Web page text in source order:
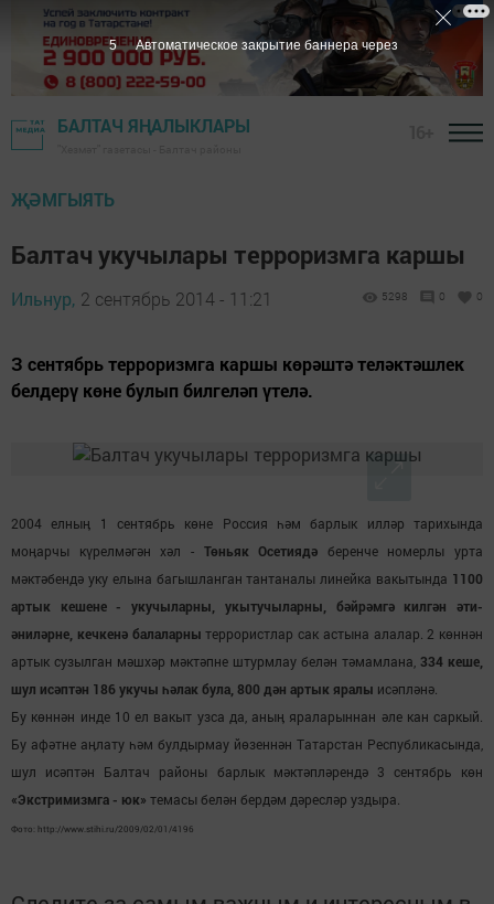
БАЛТАЧ ЯҢАЛЫКЛАРЫ
ҖӘМГЫЯТЬ
Балтач укучылары терроризмга каршы
Ильнур, 2 сентябрь 2014 - 11:21 5298 0 0
З сентябрь терроризмга каршы көрәштә теләктәшлек
белдерү көне булып билгеләп үтелә.
2004 елныӊ 1 сентябрь көне Россия һәм барлык илләр тарихында
моӊарчы күрелмәгән хәл - Төньяк Осетиядә беренче номерлы урта
мәктәбендә уку елына багышланган тантаналы линейка вакытында 1100
артык кешене - укучыларны, укытучыларны, бәйрәмгә килгән әти-
әниләрне, кечкенә балаларны террористлар сак астына алалар. 2 көннән
артык сузылган мәшхәр мәктәпне штурмлау белән тәмамлана, 334 кеше,
шул исәптән 186 укучы һәлак була, 800 дән артык яралы исәпләнә.
Бу көннән инде 10 ел вакыт узса да, аныӊ яраларыннан әле кан саркый.
Бу афәтне аӊлату һәм булдырмау йөзеннән Татарстан Республикасында,
шул исәптән Балтач районы барлык мәктәпләрендә 3 сентябрь көн
«Экстримизмга - юк» темасы белән бердәм дәресләр уздыра.
Фото: http://www.stihi.ru/2009/02/01/4196
5 Автоматическое закрытие баннера через